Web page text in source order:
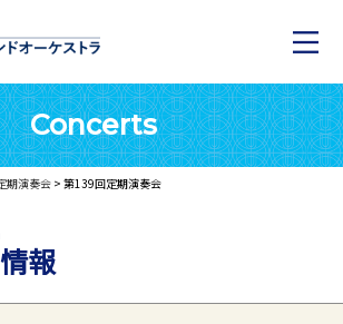
Concerts
期演奏会> 第139回定期演奏会
報